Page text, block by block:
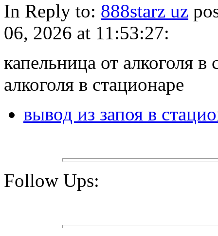
In Reply to: 888starz uz
06, 2026 at 11:53:27:
капельница от алкоголя в
алкоголя в стационаре
вывод из запоя в
Follow Ups: